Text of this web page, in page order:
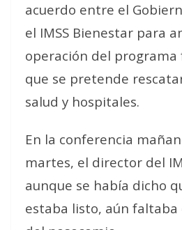
acuerdo entre el
el IMSS Bienestar para
operación del programa
que se pretende
salud y hospitales.
En la conferencia
martes, el director del
aunque se había dicho
estaba listo, aún